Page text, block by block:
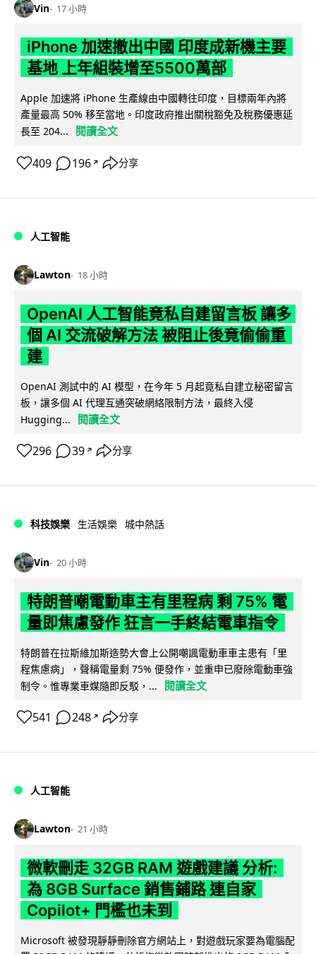
Vin 17 小時
iPhone 加速撤出中國 印度成新機主要
基地 上年組裝增至5500萬部
Apple 加速將 iPhone 生產線由中國轉往印度，目標兩年內將
產量最高 50% 移至當地。印度政府推出關稅豁免及稅務優惠延
長至 204...
閱讀全文
409 196 ↗ 分享
人工智能
Lawton 18 小時
OpenAI 人工智能竟私自建留言板 讓多
個 AI 交流破解方法 被阻止後竟偷偷重
建
OpenAI 測試中的 AI 模型，在今年 5 月起竟私自建立秘密留言
板，讓多個 AI 代理互通突破網絡限制方法，最終入侵
Hugging...
閱讀全文
296 39 ↗ 分享
科技娛樂 生活娛樂 城中熱話
Vin 20 小時
特朗普嘲電動車主有里程病 剩 75% 電
量即焦慮發作 狂言一手終結電車指令
特朗普在拉斯維加斯造勢大會上公開嘲諷電動車車主患有「里
程焦慮病」，聲稱電量剩 75% 便發作，並重申已廢除電動車強
制令。惟專業車媒隨即反駁，...
閱讀全文
541 248 ↗ 分享
人工智能
Lawton 21 小時
微軟刪走 32GB RAM 遊戲建議 分析:
為 8GB Surface 銷售鋪路 連自家
Copilot+ 門檻也未到
Microsoft 被發現靜靜刪除官方網站上，對遊戲玩家要為電腦配